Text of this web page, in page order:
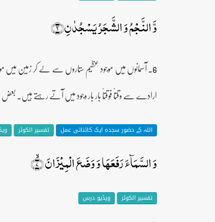
وَّ النَّجۡمُ وَ الشَّجَرُ یَسۡجُدٰنِ﴿۶﴾
6۔ آسمانوں میں موجود عظیم ستاروں سے لے کر زمین میں موجود ایک چھوٹے سے درخت تک سب خدائے عظیم کے سامنے سجدہ ریز ہیں۔
ارادے سے وقتاً فوقتاً بار بار وجود میں آتے رہتے ہیں۔ بعض
اللہ کے حضور سجدہ ایک کائناتی عمل تفسیر الکوثر
وَ السَّمَآءَ رَفَعَہَا وَ وَضَعَ الۡمِیۡزَانَ ۙ﴿۷﴾
تفسیر الکوثر ویڈیو درس